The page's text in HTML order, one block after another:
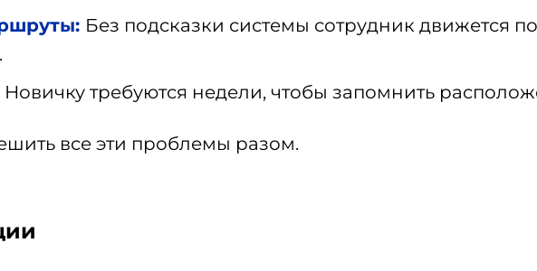
Без подсказки системы сотрудник движется
Новичку требуются недели, чтобы запомнить
все эти проблемы разом.